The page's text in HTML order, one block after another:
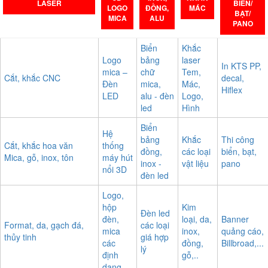
LASER
LOGO
MICA
ĐỒNG,
ALU
MÁC
BIỂN/
BẠT/
PANO
Cắt, khắc CNC
Logo
mica –
Đèn
LED
Biển
bảng
chữ
mica,
alu - đèn
led
Khắc
laser
Tem,
Mác,
Logo,
Hình
In KTS PP,
decal,
Hiflex
Cắt, khắc hoa văn
Mica, gỗ, inox, tôn
Hệ
thống
máy hút
nổi 3D
Biển
bảng
đồng,
inox -
đèn led
Khắc
các loại
vật liệu
Thi công
biển, bạt,
pano
Format, da, gạch đá,
thủy tinh
Logo,
hộp
đèn,
mica
các
định
Đèn led
các loại
giá hợp
lý
Kim
loại, da,
inox,
đồng,
gỗ,..
Banner
quảng cáo,
Billbroad,...